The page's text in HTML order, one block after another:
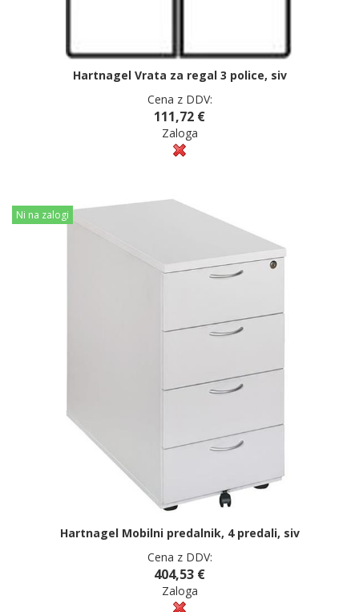
Hartnagel Vrata za regal 3 police, siv
Cena z DDV:
111,72 €
Zaloga
Ni na zalogi
Hartnagel Mobilni predalnik, 4 predali, siv
Cena z DDV:
404,53 €
Zaloga